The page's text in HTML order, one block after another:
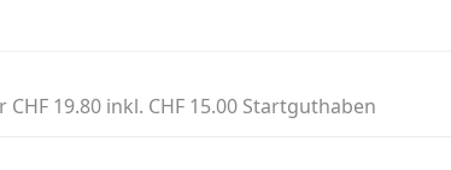
19.80 inkl. CHF 15.00 Startguthaben